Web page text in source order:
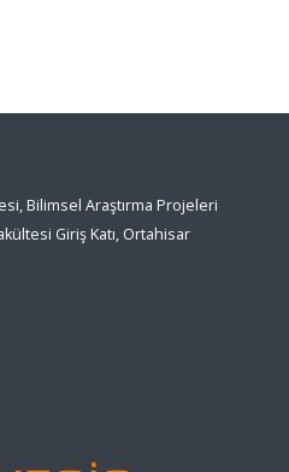
Bilimsel Araştırma Projeleri
Giriş Katı, Ortahisar